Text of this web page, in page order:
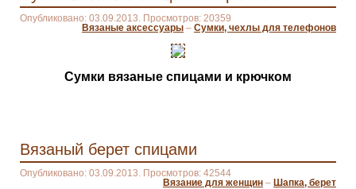
Опубликовано: 03.09.2013. Просмотров: 20359
Вязаные аксессуары – Сумки, чехлы для телефонов
Сумки вязаные спицами и крючком
Вязаный берет спицами
Опубликовано: 03.09.2013. Просмотров: 42544
Вязание для женщин – Шапка, берет